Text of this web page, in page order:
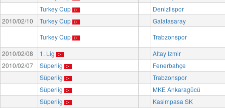
Turkey Cup
Denizlispor
2010/02/10
Turkey Cup
Galatasaray
Turkey Cup
Trabzonspor
2010/02/08
1. Lig
Altay Izmir
2010/02/07
Süperlig
Fenerbahçe
Süperlig
Trabzonspor
Süperlig
MKE Ankaragücü
Süperlig
Kasimpasa SK